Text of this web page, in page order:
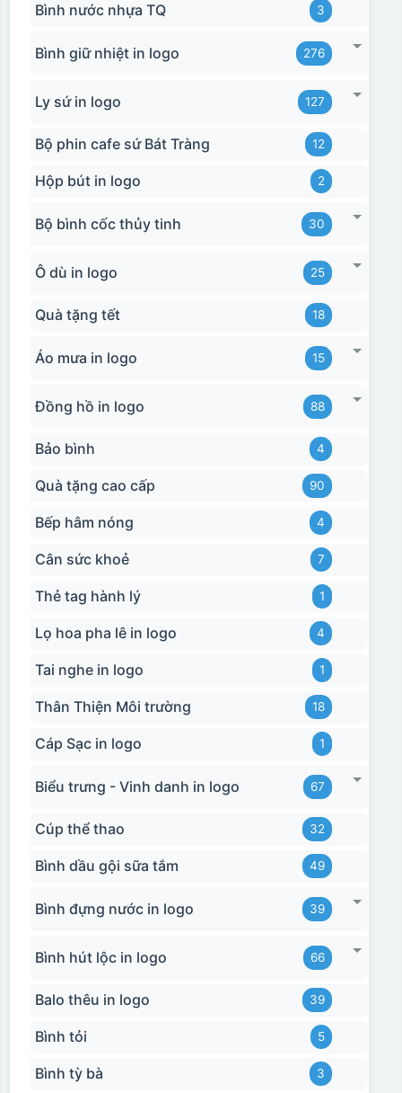
Bình nước nhựa TQ 3
Bình giữ nhiệt in logo 276
Ly sứ in logo 127
Bộ phin cafe sứ Bát Tràng 12
Hộp bút in logo 2
Bộ bình cốc thủy tinh 30
Ô dù in logo 25
Quà tặng tết 18
Áo mưa in logo 15
Đồng hồ in logo 88
Bảo bình 4
Quà tặng cao cấp 90
Bếp hâm nóng 4
Cân sức khoẻ 7
Thẻ tag hành lý 1
Lọ hoa pha lê in logo 4
Tai nghe in logo 1
Thân Thiện Môi trường 18
Cáp Sạc in logo 1
Biểu trưng - Vinh danh in logo 67
Cúp thể thao 32
Bình dầu gội sữa tắm 49
Bình đựng nước in logo 39
Bình hút lộc in logo 66
Balo thêu in logo 39
Bình tỏi 5
Bình tỳ bà 3